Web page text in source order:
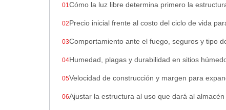
Cómo la luz libre determina primero la
Precio inicial frente al costo del ciclo de vida
Comportamiento ante el fuego, seguros y tipo
Humedad, plagas y durabilidad en sitios
Velocidad de construcción y margen para
Ajustar la estructura al uso que dará al almacén